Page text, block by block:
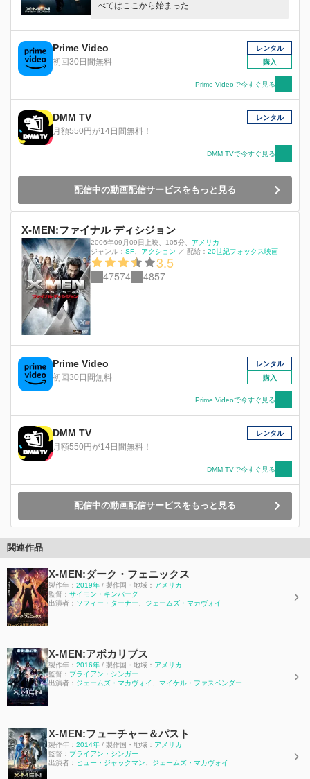
べてはここから始まった―
Prime Video
初回30日間無料
レンタル
購入
Prime Videoで今すぐ見る
DMM TV
月額550円が14日間無料！
レンタル
DMM TVで今すぐ見る
配信中の動画配信サービスをもっと見る
X-MEN:ファイナル ディシジョン
2006年09月09日上映、 105分、 アメリカ
ジャンル： SF アクション ／ 配給： 20世紀フォックス映画
3.5
47574 4857
Prime Video
初回30日間無料
レンタル
購入
Prime Videoで今すぐ見る
DMM TV
月額550円が14日間無料！
レンタル
DMM TVで今すぐ見る
配信中の動画配信サービスをもっと見る
関連作品
X-MEN:ダーク・フェニックス
製作年： 2019年 / 製作国・地域： アメリカ
監督： サイモン・キンバーグ
出演者： ソフィー・ターナー、 ジェームズ・マカヴォイ
X-MEN:アポカリプス
製作年： 2016年 / 製作国・地域： アメリカ
監督： ブライアン・シンガー
出演者： ジェームズ・マカヴォイ 、 マイケル・ファスベンダー
X-MEN:フューチャー＆パスト
製作年： 2014年 / 製作国・地域： アメリカ
監督： ブライアン・シンガー
出演者： ヒュー・ジャックマン、 ジェームズ・マカヴォイ